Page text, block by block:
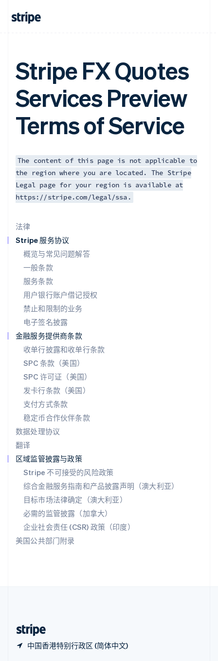
法律
Stripe 服务协议
概览与常见问题解答
一般条款
服务条款
用户银行账户借记授权
禁止和限制的业务
电子签名披露
金融服务提供商条款
收单行披露和收单行条款
SPC 条款（美国）
SPC 许可证（美国）
发卡行条款（美国）
支付方式条款
稳定币合作伙伴条款
数据处理协议
翻译
区域监管披露与政策
Stripe 不可接受的风险政策
综合金融服务指南和产品披露声明（澳大利亚）
目标市场法律确定（澳大利亚）
必需的监管披露（加拿大）
企业社会责任 (CSR) 政策（印度）
美国公共部门附录
Stripe FX Quotes
Services Preview
Terms of Service
The content of this page is not applicable to
the region where you are located. The Stripe
Legal page for your region is available at
https://stripe.com/legal/ssa.
中国香港特别行政区 (简体中文)
捷克
English
立陶宛
列支敦士登
DeutschEnglish
卢森堡
FrançaisDeutschEnglish
罗马尼亚
马尔他
English
马来西亚
English简体中文
美国
Español
挪威
葡萄牙
Português
日本
日本語English
瑞典
SvenskaEnglish
DeutschFrançais
塞浦路斯
English
斯洛伐克
English
斯洛文尼亚
泰国
ไทยEnglish
希腊
English
西班牙
Español
新加坡
新西兰
English
匈牙利
English
意大利
ItalianoEnglish
English